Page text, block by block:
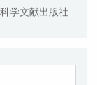
学文献出版社